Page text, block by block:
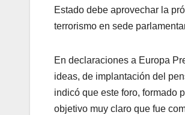
Estado debe aprovechar la
terrorismo en sede
En declaraciones a Europa
ideas, de implantación del
indicó que este foro, formado
objetivo muy claro que fue